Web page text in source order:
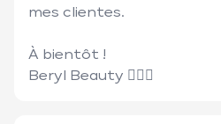
mes clientes.
À bientôt !
Beryl Beauty 🧘🏼‍♀️